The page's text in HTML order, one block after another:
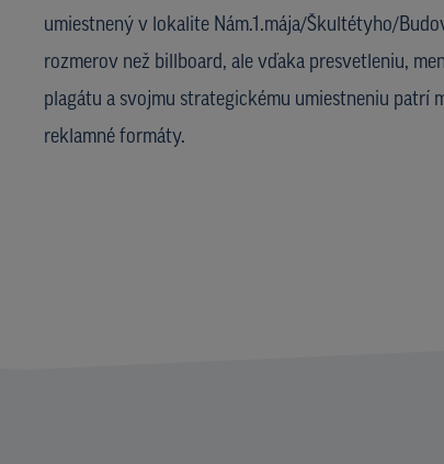
umiestnený v lokalite Nám.1.mája/Škultétyho/
rozmerov než billboard, ale vďaka presvetleniu,
plagátu a svojmu strategickému umiestneniu patrí
reklamné formáty.